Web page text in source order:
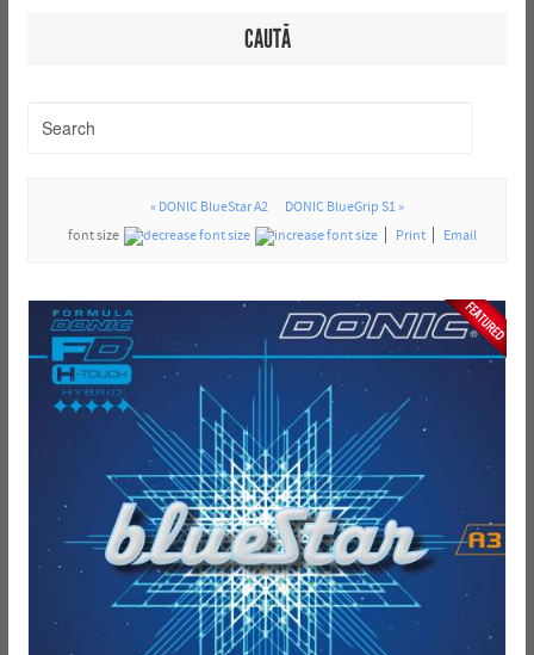
CAUTĂ
« DONIC BlueStar A2
DONIC BlueGrip S1 »
font size
Print Email